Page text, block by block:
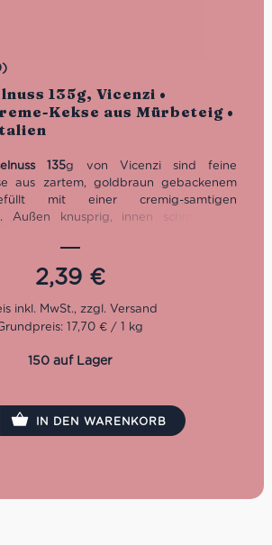
135g, Vicenzi •
Kekse aus Mürbeteig •
135g von Vicenzi sind feine
aus zartem, goldbraun gebackenem
mit einer cremig-samtigen
Außen knusprig, innen schmilzt die
Perfekt zu Kaffee, Espresso
Snack zwischendurch oder als
für Gäste. Mit ihrer hochwertigen
sie authentische italienische Backkunst
Hause.
2,39 €
17,70 € / 1 kg
150 auf Lager
IN DEN WARENKORB